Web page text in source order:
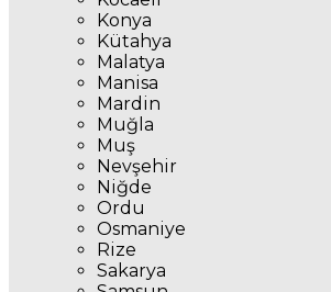
Konya
Kütahya
Malatya
Manisa
Mardin
Muğla
Muş
Nevşehir
Niğde
Ordu
Osmaniye
Rize
Sakarya